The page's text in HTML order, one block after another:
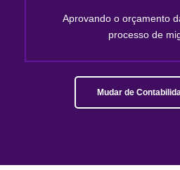
Aprovando o orçamento
processo de
Mudar de